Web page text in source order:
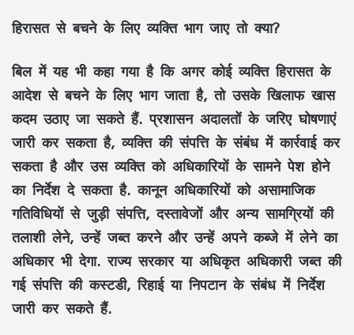
हिरासत से बचने के लिए व्यक्ति भाग जाए तो क्या?
बिल में यह भी कहा गया है कि अगर कोई व्यक्ति हिरासत के
आदेश से बचने के लिए भाग जाता है, तो उसके खिलाफ खास
कदम उठाए जा सकते हैं. प्रशासन अदालतों के जरिए घोषणाएं
जारी कर सकता है, व्यक्ति की संपत्ति के संबंध में कार्रवाई कर
सकता है और उस व्यक्ति को अधिकारियों के सामने पेश होने
का निर्देश दे सकता है. कानून अधिकारियों को असामाजिक
गतिविधियों से जुड़ी संपत्ति, दस्तावेजों और अन्य सामग्रियों की
तलाशी लेने, उन्हें जब्त करने और उन्हें अपने कब्जे में लेने का
अधिकार भी देगा. राज्य सरकार या अधिकृत अधिकारी जब्त की
गई संपत्ति की कस्टडी, रिहाई या निपटान के संबंध में निर्देश
जारी कर सकते हैं.